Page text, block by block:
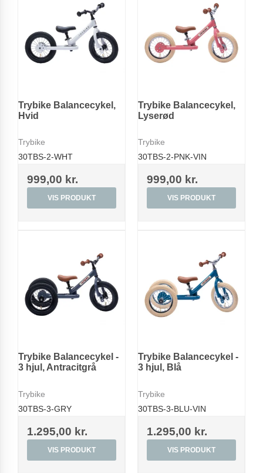
Trybike Balancecykel,
Hvid
Trybike
30TBS-2-WHT
999,00 kr.
VIS PRODUKT
Trybike Balancecykel,
Lyserød
Trybike
30TBS-2-PNK-VIN
999,00 kr.
VIS PRODUKT
Trybike Balancecykel -
3 hjul, Antracitgrå
Trybike
30TBS-3-GRY
1.295,00 kr.
VIS PRODUKT
Trybike Balancecykel -
3 hjul, Blå
Trybike
30TBS-3-BLU-VIN
1.295,00 kr.
VIS PRODUKT